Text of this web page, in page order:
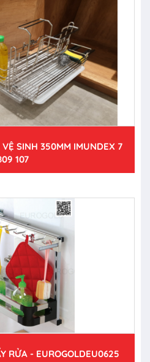
SINH 350MM IMUNDEX 7
107
RỬA - EUROGOLDEU0625